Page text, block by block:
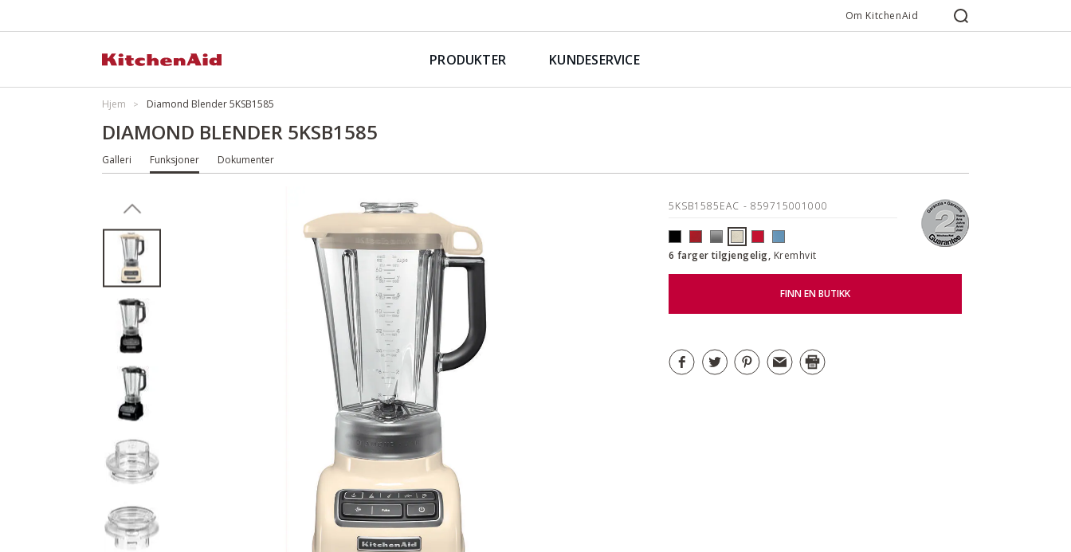
Om KitchenAid
PRODUKTER KUNDESERVICE
Hjem Diamond Blender 5KSB1585
DIAMOND BLENDER 5KSB1585
Galleri Funksjoner Dokumenter
5KSB1585EAC - 859715001000
6 farger tilgjengelig, Kremhvit
FINN EN BUTIKK